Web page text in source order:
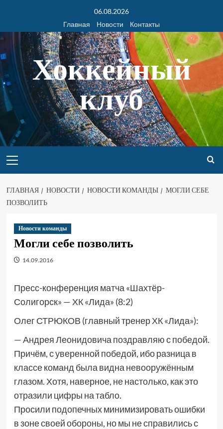
06.08.2026
Главная
Новости Контакты
Хоккейный
клуб
ГЛАВНАЯ НОВОСТИ НОВОСТИ КОМАНДЫ
МОГЛИ СЕБЕ
ПОЗВОЛИТЬ
Новости команды
Могли себе позволить
14.09.2016
Пресс-конференция матча «Шахтёр-
Солигорск» — ХК «Лида» (8:2)
Олег СТРЮКОВ (главный тренер ХК «Лида»):
— Андрея Леонидовича поздравляю с победой.
Причём, с уверенной победой, ибо разница в
классе команд была видна невооружённым
глазом. Хотя, наверное, не настолько, как это
отразили цифры на табло.
Просили подопечных минимизировать ошибки
в зоне своей обороны, но мы не справились с